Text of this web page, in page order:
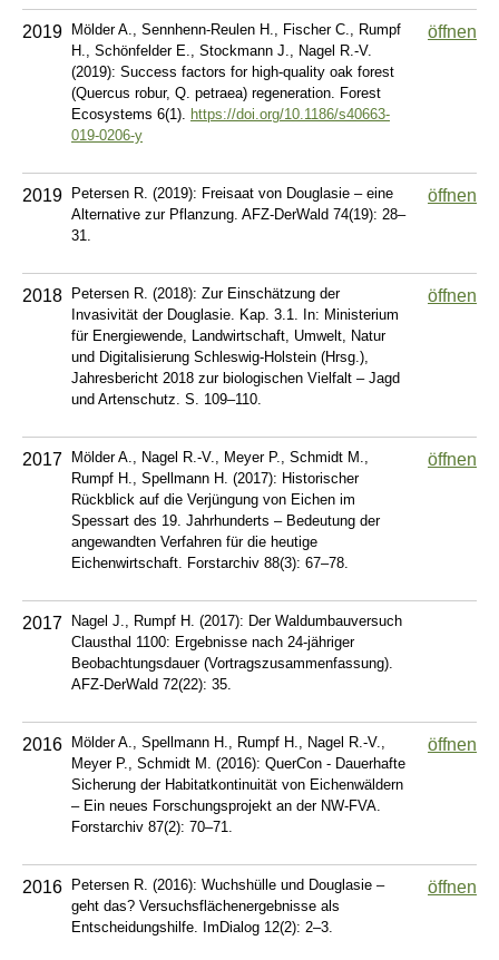
2019 Mölder A., Sennhenn-Reulen H., Fischer C., Rumpf
H., Schönfelder E., Stockmann J., Nagel R.-V.
(2019): Success factors for high-quality oak forest
(Quercus robur, Q. petraea) regeneration. Forest
Ecosystems 6(1). https://doi.org/10.1186/s40663-
019-0206-y
öffnen
2019 Petersen R. (2019): Freisaat von Douglasie – eine
Alternative zur Pflanzung. AFZ-DerWald 74(19): 28–
31.
öffnen
2018 Petersen R. (2018): Zur Einschätzung der
Invasivität der Douglasie. Kap. 3.1. In: Ministerium
für Energiewende, Landwirtschaft, Umwelt, Natur
und Digitalisierung Schleswig-Holstein (Hrsg.),
Jahresbericht 2018 zur biologischen Vielfalt – Jagd
und Artenschutz. S. 109–110.
öffnen
2017 Mölder A., Nagel R.-V., Meyer P., Schmidt M.,
Rumpf H., Spellmann H. (2017): Historischer
Rückblick auf die Verjüngung von Eichen im
Spessart des 19. Jahrhunderts – Bedeutung der
angewandten Verfahren für die heutige
Eichenwirtschaft. Forstarchiv 88(3): 67–78.
öffnen
2017 Nagel J., Rumpf H. (2017): Der Waldumbauversuch
Clausthal 1100: Ergebnisse nach 24-jähriger
Beobachtungsdauer (Vortragszusammenfassung).
AFZ-DerWald 72(22): 35.
2016 Mölder A., Spellmann H., Rumpf H., Nagel R.-V.,
Meyer P., Schmidt M. (2016): QuerCon - Dauerhafte
Sicherung der Habitatkontinuität von Eichenwäldern
– Ein neues Forschungsprojekt an der NW-FVA.
Forstarchiv 87(2): 70–71.
öffnen
2016 Petersen R. (2016): Wuchshülle und Douglasie –
geht das? Versuchsflächenergebnisse als
Entscheidungshilfe. ImDialog 12(2): 2–3.
öffnen